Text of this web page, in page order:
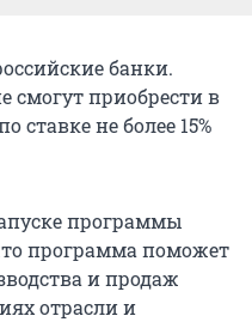
банки.
смогут приобрести в
не более 15%
программы
программа поможет
и продаж
отрасли и